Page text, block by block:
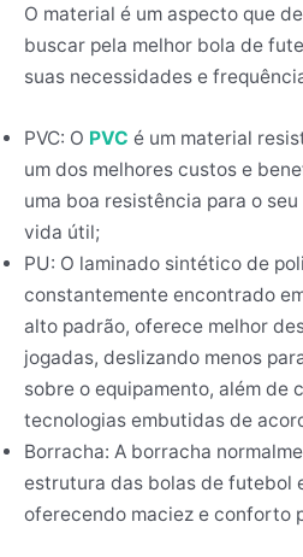
O material é um aspecto que
buscar pela melhor bola de
suas necessidades e
PVC: O PVC é um material
um dos melhores custos e
uma boa resistência para o
vida útil;
PU: O laminado sintético de
constantemente encontrado
alto padrão, oferece melhor
jogadas, deslizando menos
sobre o equipamento, além de
tecnologias embutidas de
Borracha: A borracha
estrutura das bolas de futebol
oferecendo maciez e conforto